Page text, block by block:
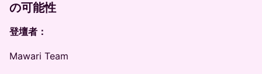
の可能性
登壇者：
Mawari Team